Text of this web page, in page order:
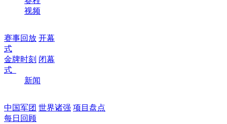
视频
赛事回放 开幕
式
金牌时刻 闭幕
式
新闻
中国军团 世界诸强 项目盘点
每日回顾